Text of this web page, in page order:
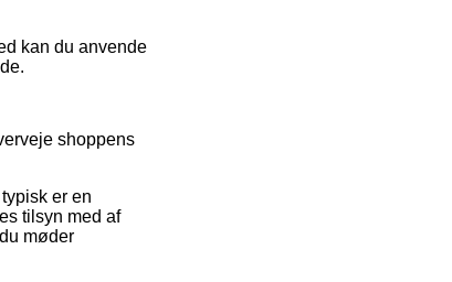
kan du anvende
shoppens
er en
tilsyn med af
møder